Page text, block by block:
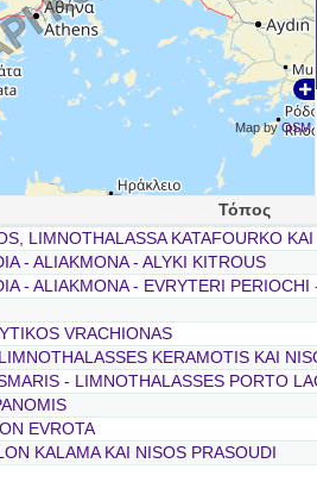
Map byOSM
Τόπος
LIMNOTHALASSA KATAFOURKO
- ALIAKMONA - ALYKI KITROUS
- ALIAKMONA - EVRYTERI PERIOCHI
VRACHIONAS
KERAMOTIS KAI
- LIMNOTHALASSES PORTO
EVROTA
KALAMA KAI NISOS PRASOUDI